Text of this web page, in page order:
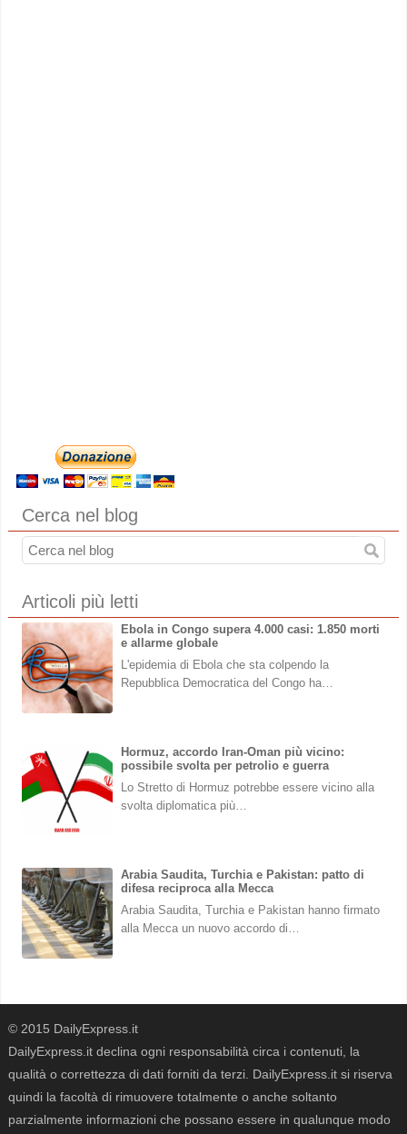
Cerca nel blog
Articoli più letti
Ebola in Congo supera 4.000 casi: 1.850 morti
e allarme globale
L'epidemia di Ebola che sta colpendo la
Repubblica Democratica del Congo ha…
Hormuz, accordo Iran-Oman più vicino:
possibile svolta per petrolio e guerra
Lo Stretto di Hormuz potrebbe essere vicino alla
svolta diplomatica più…
Arabia Saudita, Turchia e Pakistan: patto di
difesa reciproca alla Mecca
Arabia Saudita, Turchia e Pakistan hanno firmato
alla Mecca un nuovo accordo di…
© 2015 DailyExpress.it
DailyExpress.it declina ogni responsabilità circa i contenuti, la
qualità o correttezza di dati forniti da terzi. DailyExpress.it si riserva
quindi la facoltà di rimuovere totalmente o anche soltanto
parzialmente informazioni che possano essere in qualunque modo